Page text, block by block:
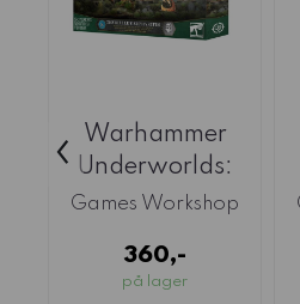
Warhammer
Underworlds:
Thyrielle's
Games Workshop
360,-
på lager
‹